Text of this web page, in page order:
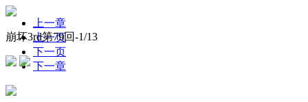
崩坏3rd第79回-1/13
上一章
上一页
下一页
下一章